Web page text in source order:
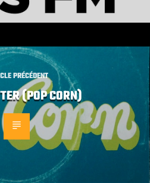
PRÉCÉDENT
(POP CORN)